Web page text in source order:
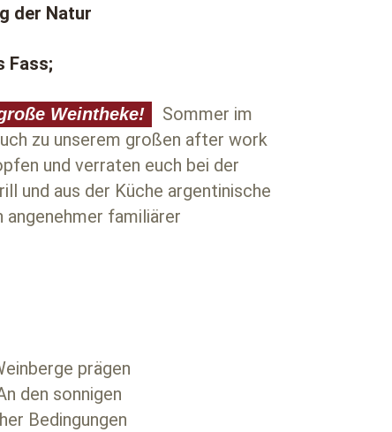
der Natur
Fass;
Weintheke!
Sommer im
zu unserem großen after work
und verraten euch bei der
und aus der Küche argentinische
angenehmer familiärer
prägen
den sonnigen
Bedingungen